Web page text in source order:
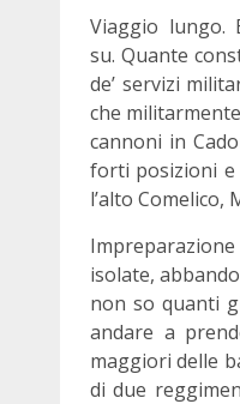
Viaggio lungo.
su. Quante
de’ servizi
che
cannoni in
forti posizioni e
l’alto Comelico,
isolate,
non so quanti
andare a
maggiori delle
di due